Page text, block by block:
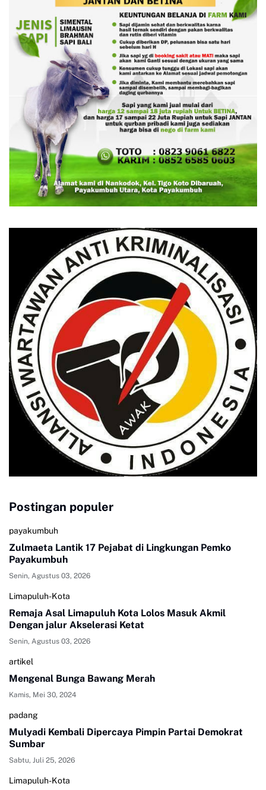
Postingan populer
payakumbuh
Zulmaeta Lantik 17 Pejabat di Lingkungan Pemko
Payakumbuh
Senin, Agustus 03, 2026
Limapuluh-Kota
Remaja Asal Limapuluh Kota Lolos Masuk Akmil
Dengan jalur Akselerasi Ketat
Senin, Agustus 03, 2026
artikel
Mengenal Bunga Bawang Merah
Kamis, Mei 30, 2024
padang
Mulyadi Kembali Dipercaya Pimpin Partai Demokrat
Sumbar
Sabtu, Juli 25, 2026
Limapuluh-Kota